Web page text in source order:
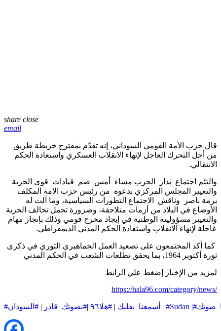
share close
email
قال حزب الأمة القومي السوداني، إنه تقدّم بمقترح خريطة طريق
من أجل التحرك العاجل لإنهاء الانقلاب العسكري واستعادة الحكم
الانتقالي.
والتئم اجتماع بدار الحزب مساء أمس ضم قيادات قوى الحرية
والتغيير المجلس المركزي بدعوة من رئيس حزب الامة المكلف
برمة ناصر
وناقش
الاجتماع التطورات السياسية، وما آلت له
الأوضاع في البلاد من أزمات متلاحقة، وضرورة تحمل تحالف الحرية
والتغيير مسؤوليته الوطنية في إيجاد مخرج قومي وذلك بإنجاز مهام
عاجلة لإنهاء الانقلاب واستعادة الحكم المدني الديمقراطي.
كما أكد المجتمعون على تصعيد العمل الجماهيري الثوري في ذكرى
ثورة أكتوبر
، بما يحقق تطلعات الشعب في الحكم المدني
لمزيد من الإخبار إضغط علي الرابط
https://hala96.com/category/news/
#أسمعنا_بقلبك | #هلا٩٦ |#بصوتك_قادر | #السودان | #Sudan |